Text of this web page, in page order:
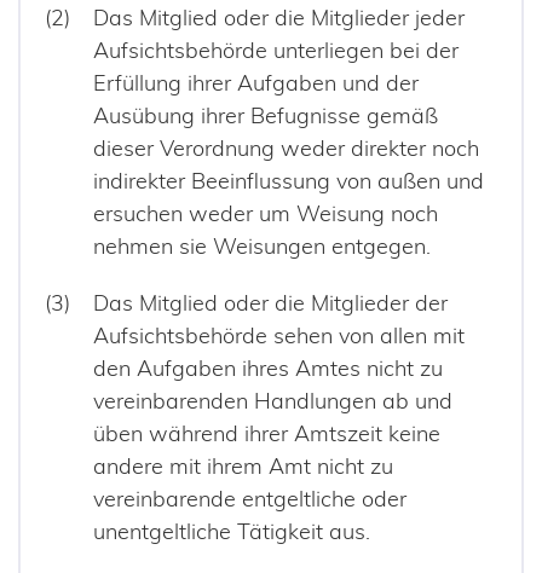
Das Mitglied oder die Mitglieder jeder
Aufsichtsbehörde unterliegen bei der
Erfüllung ihrer Aufgaben und der
Ausübung ihrer Befugnisse gemäß
dieser Verordnung weder direkter noch
indirekter Beeinflussung von außen und
ersuchen weder um Weisung noch
nehmen sie Weisungen entgegen.
Das Mitglied oder die Mitglieder der
Aufsichtsbehörde sehen von allen mit
den Aufgaben ihres Amtes nicht zu
vereinbarenden Handlungen ab und
üben während ihrer Amtszeit keine
andere mit ihrem Amt nicht zu
vereinbarende entgeltliche oder
unentgeltliche Tätigkeit aus.